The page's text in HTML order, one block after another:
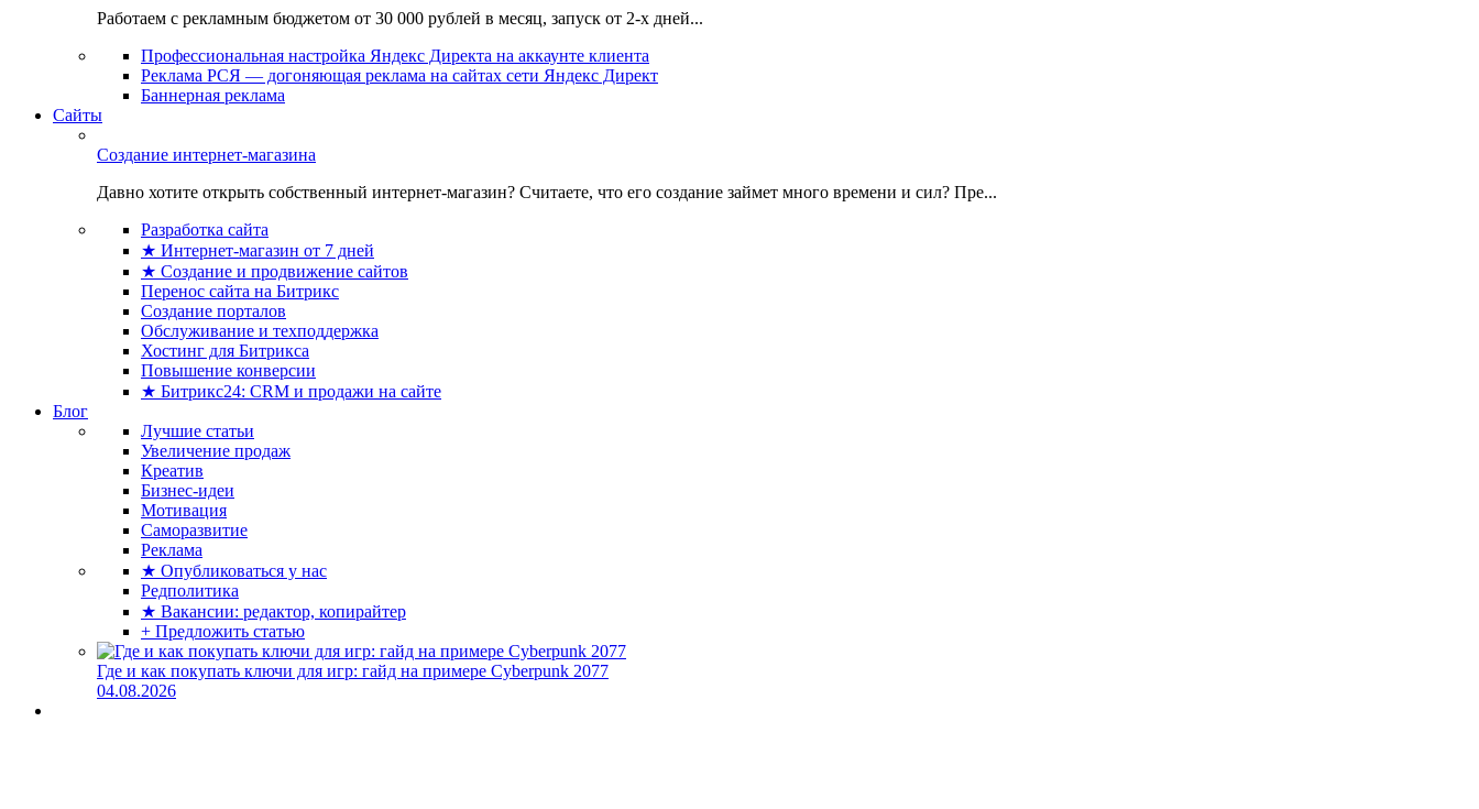
Работаем с рекламным бюджетом от 30 000 рублей в месяц, запуск от 2-х дней...
Профессиональная настройка Яндекс Директа на аккаунте клиента
Реклама РСЯ — догоняющая реклама на сайтах сети Яндекс Директ
Баннерная реклама
Сайты
Создание интернет-магазина
Давно хотите открыть собственный интернет-магазин? Считаете, что его создание займет много времени и сил? Пре...
Разработка сайта
★ Интернет-магазин от 7 дней
★ Создание и продвижение сайтов
Перенос сайта на Битрикс
Создание порталов
Обслуживание и техподдержка
Хостинг для Битрикса
Повышение конверсии
★ Битрикс24: CRM и продажи на сайте
Блог
Лучшие статьи
Увеличение продаж
Креатив
Бизнес-идеи
Мотивация
Саморазвитие
Реклама
★ Опубликоваться у нас
Редполитика
★ Вакансии: редактор, копирайтер
+ Предложить статью
Где и как покупать ключи для игр: гайд на примере Cyberpunk 2077
04.08.2026